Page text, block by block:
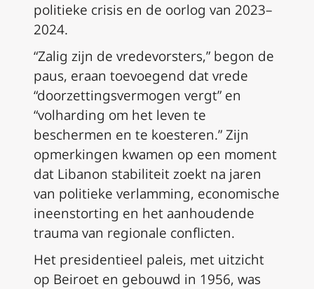
politieke crisis en de oorlog van 2023–
2024.
“Zalig zijn de vredevorsters,” begon de
paus, eraan toevoegend dat vrede
“doorzettingsvermogen vergt” en
“volharding om het leven te
beschermen en te koesteren.” Zijn
opmerkingen kwamen op een moment
dat Libanon stabiliteit zoekt na jaren
van politieke verlamming, economische
ineenstorting en het aanhoudende
trauma van regionale conflicten.
Het presidentieel paleis, met uitzicht
op Beiroet en gebouwd in 1956, was